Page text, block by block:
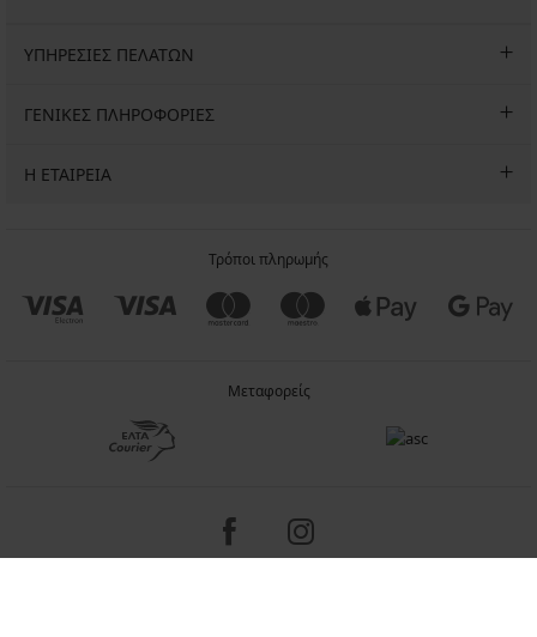
ΥΠΗΡΕΣΙΕΣ ΠΕΛΑΤΩΝ
ΓΕΝΙΚΕΣ ΠΛΗΡΟΦΟΡΙΕΣ
Η ΕΤΑΙΡΕΙΑ
Τρόποι πληρωμής
Μεταφορείς